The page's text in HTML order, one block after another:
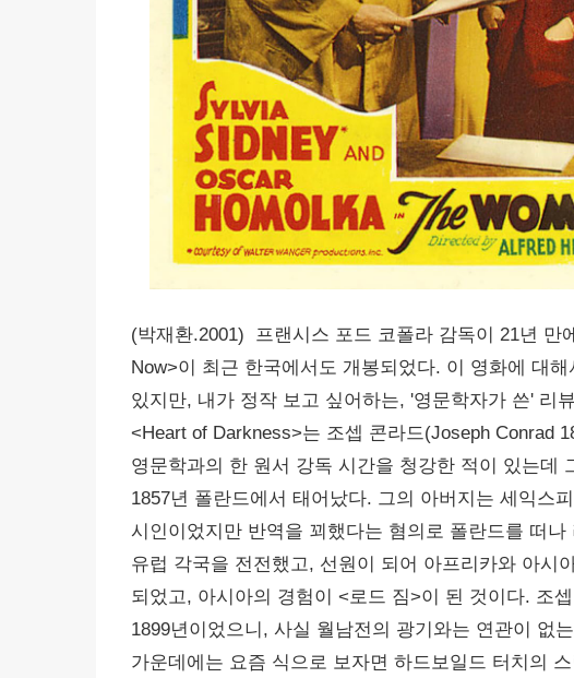
(박재환.2001) 프랜시스 포드 코폴라 감독이 21년 만
Now>이 최근 한국에서도 개봉되었다. 이 영화에 대
있지만, 내가 정작 보고 싶어하는, '영문학자가 쓴' 리
<Heart of Darkness>는 조셉 콘라드(Joseph Conrad
영문학과의 한 원서 강독 시간을 청강한 적이 있는데
1857년 폴란드에서 태어났다. 그의 아버지는 세익스
시인이었지만 반역을 꾀했다는 혐의로 폴란드를 떠
유럽 각국을 전전했고, 선원이 되어 아프리카와 아시
되었고, 아시아의 경험이 <로드 짐>이 된 것이다. 조
1899년이었으니, 사실 월남전의 광기와는 연관이 없
가운데에는 요즘 식으로 보자면 하드보일드 터치의